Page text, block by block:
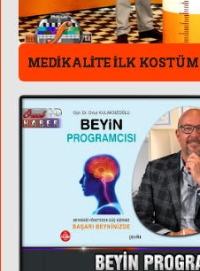
MEDİKALİTE İLK